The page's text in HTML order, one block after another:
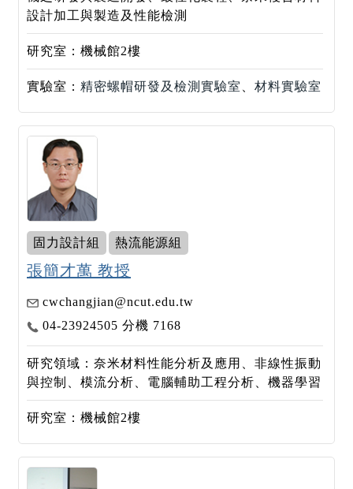
設計加工與製造及性能檢測
研究室：機械館2樓
實驗室： 精密螺帽研發及檢測實驗室 材料實驗室
固力設計組 熱流能源組
張簡才萬 教授
cwchangjian@ncut.edu.tw
04-23924505 分機 7168
研究領域：奈米材料性能分析及應用、非線性振動
與控制、模流分析、電腦輔助工程分析、機器學習
研究室：機械館2樓